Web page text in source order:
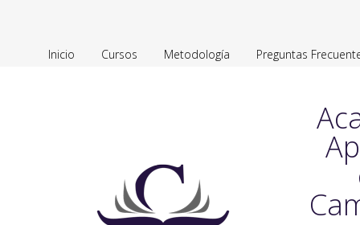
Inicio Cursos Metodología Preguntas